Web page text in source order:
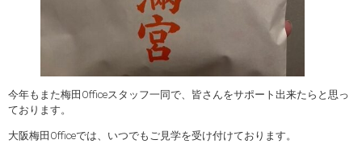
今年もまた梅田Officeスタッフ一同で、皆さんをサポート出来たらと思っ
ております。
大阪梅田Officeでは、いつでもご見学を受け付けております。